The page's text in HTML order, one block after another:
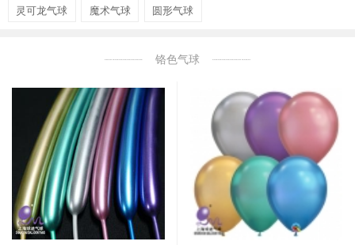
灵可龙气球 魔术气球 圆形气球
铬色气球